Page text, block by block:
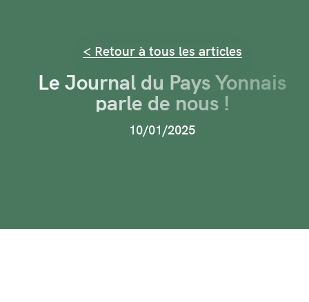
< Retour à tous les articles
Le Journal du Pays Yonnais
parle de nous !
10/01/2025